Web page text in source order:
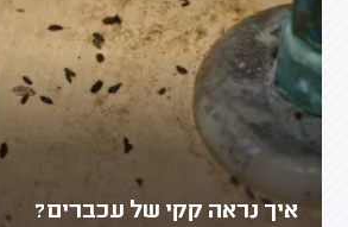
איך נראה קקי של עכברים?